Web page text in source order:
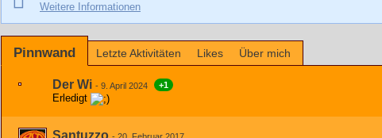
Weitere Informationen
Pinnwand Letzte Aktivitäten Likes Über mich
Der Wi - 9. April 2024 +1
Erledigt
Santuzzo